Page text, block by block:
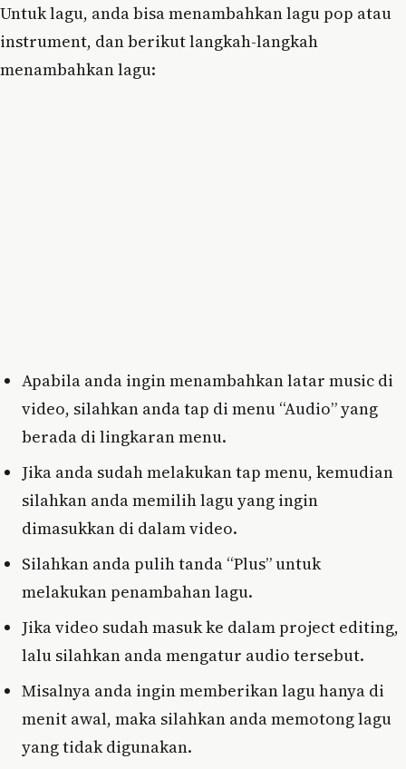
Untuk lagu, anda bisa menambahkan lagu pop atau
instrument, dan berikut langkah-langkah
menambahkan lagu:
Apabila anda ingin menambahkan latar music di
video, silahkan anda tap di menu “Audio” yang
berada di lingkaran menu.
Jika anda sudah melakukan tap menu, kemudian
silahkan anda memilih lagu yang ingin
dimasukkan di dalam video.
Silahkan anda pulih tanda “Plus” untuk
melakukan penambahan lagu.
Jika video sudah masuk ke dalam project editing,
lalu silahkan anda mengatur audio tersebut.
Misalnya anda ingin memberikan lagu hanya di
menit awal, maka silahkan anda memotong lagu
yang tidak digunakan.